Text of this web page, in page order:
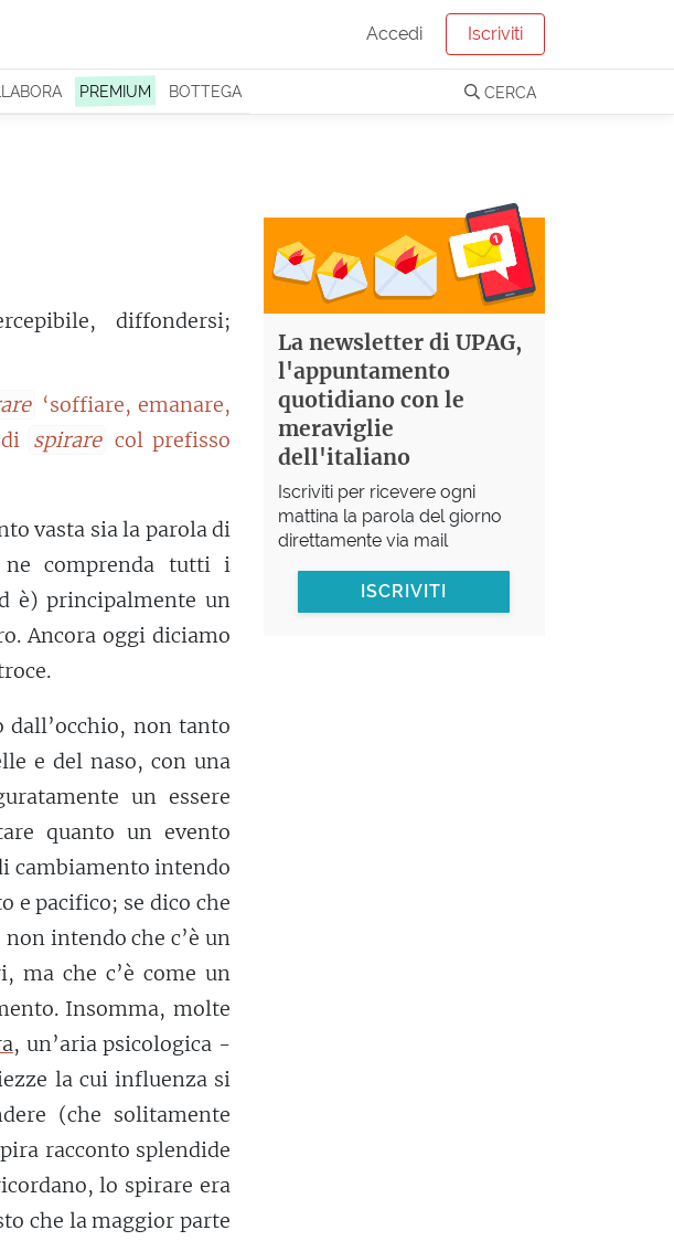
Accedi Iscriviti
PREMIUM BOTTEGA CERCA
diffondersi;
‘soffiare, emanare,
spirare col prefisso
vasta sia la parola di
ne comprenda tutti i
è) principalmente un
Ancora oggi diciamo
dall’occhio, non tanto
e del naso, con una
un essere
quanto un evento
cambiamento intendo
e pacifico; se dico che
intendo che c’è un
ma che c’è come un
Insomma, molte
, un’aria psicologica -
la cui influenza si
(che solitamente
racconto splendide
lo spirare era
che la maggior parte
La newsletter di UPAG,
l'appuntamento
quotidiano con le
meraviglie
dell'italiano
Iscriviti per ricevere ogni
mattina la parola del giorno
direttamente via mail
ISCRIVITI